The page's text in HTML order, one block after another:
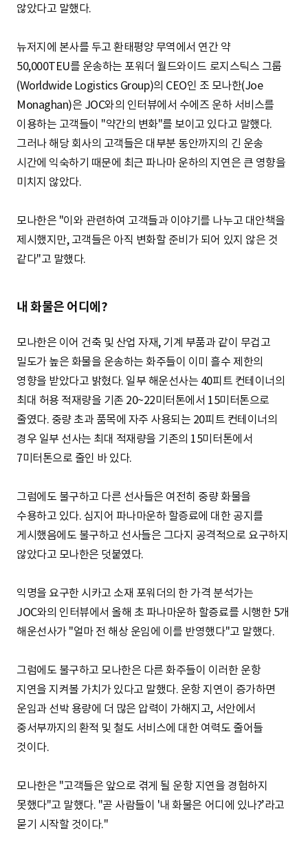
않았다고 말했다.
뉴저지에 본사를 두고 환태평양 무역에서 연간 약
50,000TEU를 운송하는 포워더 월드와이드 로지스틱스 그룹
(Worldwide Logistics Group)의 CEO인 조 모나한(Joe
Monaghan)은 JOC와의 인터뷰에서 수에즈 운하 서비스를
이용하는 고객들이 "약간의 변화"를 보이고 있다고 말했다.
그러나 해당 회사의 고객들은 대부분 동안까지의 긴 운송
시간에 익숙하기 때문에 최근 파나마 운하의 지연은 큰 영향을
미치지 않았다.
모나한은 "이와 관련하여 고객들과 이야기를 나누고 대안책을
제시했지만, 고객들은 아직 변화할 준비가 되어 있지 않은 것
같다"고 말했다.
내 화물은 어디에?
모나한은 이어 건축 및 산업 자재, 기계 부품과 같이 무겁고
밀도가 높은 화물을 운송하는 화주들이 이미 흘수 제한의
영향을 받았다고 밝혔다. 일부 해운선사는 40피트 컨테이너의
최대 허용 적재량을 기존 20~22미터톤에서 15미터톤으로
줄였다. 중량 초과 품목에 자주 사용되는 20피트 컨테이너의
경우 일부 선사는 최대 적재량을 기존의 15미터톤에서
7미터톤으로 줄인 바 있다.
그럼에도 불구하고 다른 선사들은 여전히 중량 화물을
수용하고 있다. 심지어 파나마운하 할증료에 대한 공지를
게시했음에도 불구하고 선사들은 그다지 공격적으로 요구하지
않았다고 모나한은 덧붙였다.
익명을 요구한 시카고 소재 포워더의 한 가격 분석가는
JOC와의 인터뷰에서 올해 초 파나마운하 할증료를 시행한 5개
해운선사가 "얼마 전 해상 운임에 이를 반영했다"고 말했다.
그럼에도 불구하고 모나한은 다른 화주들이 이러한 운항
지연을 지켜볼 가치가 있다고 말했다. 운항 지연이 증가하면
운임과 선박 용량에 더 많은 압력이 가해지고, 서안에서
중서부까지의 환적 및 철도 서비스에 대한 여력도 줄어들
것이다.
모나한은 "고객들은 앞으로 겪게 될 운항 지연을 경험하지
못했다"고 말했다. "곧 사람들이 '내 화물은 어디에 있나?’라고
묻기 시작할 것이다."